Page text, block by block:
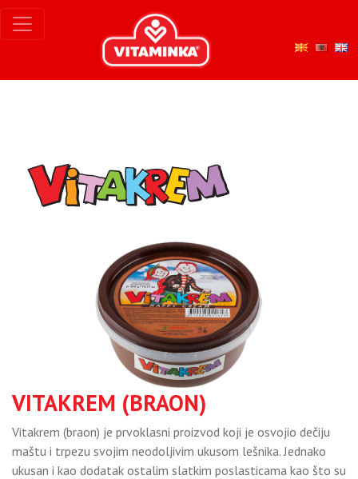
VITAKREM (BRAON)
Vitakrem (braon) je prvoklasni proizvod koji je osvojio dečiju
maštu i trpezu svojim neodoljivim ukusom lešnika. Jednako
ukusan i kao dodatak ostalim slatkim poslasticama kao što su